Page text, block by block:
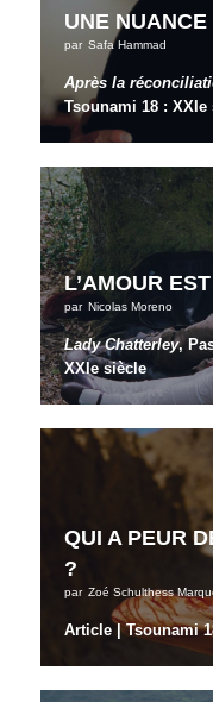
UNE
par Safa Hammad
Après la
Tsounami 18 : XXIe
L’AMOUR
par Nicolas Moreno
Lady Chatterley,
XXIe siècle
QUI A PEUR
?
par Zoé Schulthess
Article | Tsounami